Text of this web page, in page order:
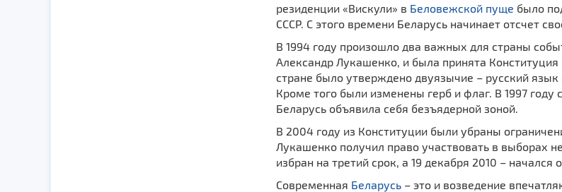
резиденции «Вискули» в Беловежской пуще было
СССР. С этого времени Беларусь начинает отсчет
В 1994 году произошло два важных для страны
Александр Лукашенко, и была принята
стране было утверждено двуязычие – русский язык
Кроме того были изменены герб и флаг. В 1997
Беларусь объявила себя безъядерной зоной.
В 2004 году из Конституции были убраны
Лукашенко получил право участвовать в выборах
избран на третий срок, а 19 декабря 2010 –
Современная Беларусь– это и возведение